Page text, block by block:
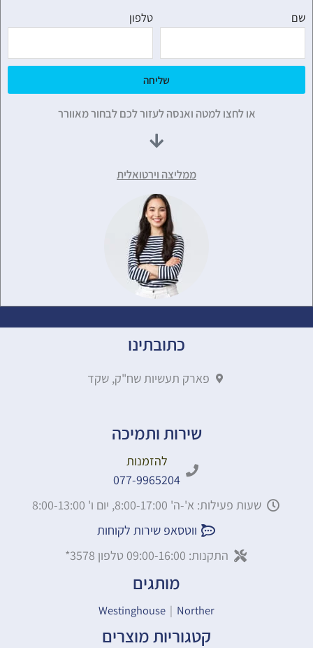
שם טלפון
שליחה
או לחצו למטה ואנסה לעזור לכם לבחור מאוורר
ממליצה וירטואלית
כתובתינו
פארק תעשיות שח"ק, שקד
שירות ותמיכה
להזמנות
077-9965204
שעות פעילות: א'-ה' 8:00-17:00, יום ו' 8:00-13:00
ווטסאפ שירות לקוחות
התקנות: 09:00-16:00 טלפון 3578*
מותגים
Westinghouse | Norther
קטגוריות מוצרים